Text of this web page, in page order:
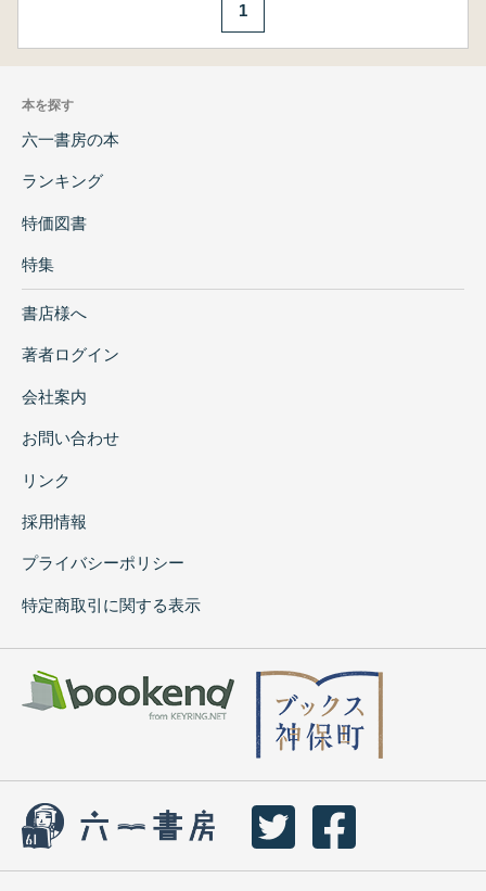
1
本を探す
六一書房の本
ランキング
特価図書
特集
書店様へ
著者ログイン
会社案内
お問い合わせ
リンク
採用情報
プライバシーポリシー
特定商取引に関する表示